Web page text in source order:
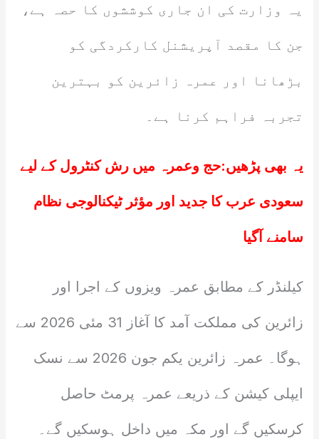
یہ وزارت کی ان جاری کوششوں کا حصہ ہے،
جن کا مقصد آپریشنل کارکردگی کو
بڑھانا اور عمرہ زائرین کو بہترین
تجربہ فراہم کرنا ہے۔
یہ بھی پڑھیں:حج وعمرہ میں رش کنٹرول کے لیے
سعودی عرب کا جدید اور مؤثر ٹیکنالوجی نظام
سامنے آگیا
کیلنڈر کے مطابق عمرہ ویزوں کے اجرا اور
زائرین کی مملکت آمد کا آغاز 31 مئی 2026 سے
ہوگا۔ عمرہ زائرین یکم جون 2026 سے نسک
ایپلی کیشن کے ذریعے عمرہ پرمٹ حاصل
کرسکیں گے اور مکہ میں داخل ہوسکیں گے۔